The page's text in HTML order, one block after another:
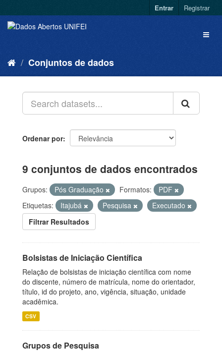
Entrar Registrar
Conjuntos de dados
Ordenar por
9 conjuntos de dados encontrados
Grupos: Pós Graduação Formatos:
PDF
Etiquetas:
Itajubá Pesquisa
Executado
Filtrar Resultados
Bolsistas de Iniciação Científica
Relação de bolsistas de iniciação científica com nome
do discente, número de matrícula, nome do orientador,
título, id do projeto, ano, vigência, situação, unidade
acadêmica.
CSV
Grupos de Pesquisa